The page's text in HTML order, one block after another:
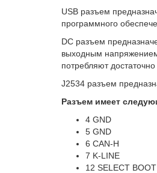
USB разъем
программного
DC разъем
выходным напряжением
потребляют
J2534 разъем
Разъем имеет
4 GND
5 GND
6 CAN-H
7 K-LINE
12 SELECT BOOT